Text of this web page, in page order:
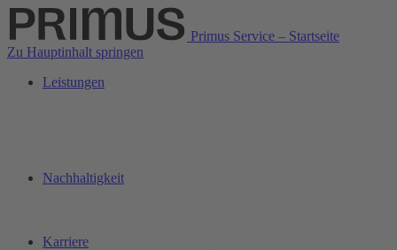
Primus Service – Startseite
Zu Hauptinhalt springen
Leistungen
Nachhaltigkeit
Karriere